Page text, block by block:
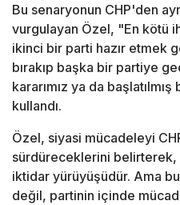
Bu senaryonun CHP'den
vurgulayan Özel, "En kötü
ikinci bir parti hazır etmek
bırakıp başka bir partiye
kararımız ya da
kullandı.
Özel, siyasi mücadeleyi
sürdüreceklerini
iktidar yürüyüşüdür. Ama
değil, partinin içinde